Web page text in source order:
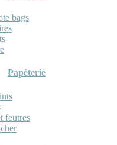
bags
Papèterie
feutres